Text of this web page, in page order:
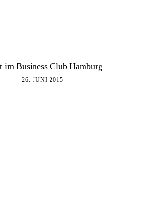
im Business Club Hamburg
26. JUNI 2015